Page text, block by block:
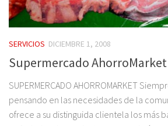
SERVICIOS DICIEMBRE 1, 2008
Supermercado AhorroMarket
SUPERMERCADO AHORROMARKET
pensando en las necesidades de la
ofrece a su distinguida clientela los más